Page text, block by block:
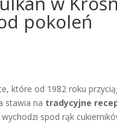
pokoleń
które od 1982 roku
stawia na tradycyjne
spod rąk